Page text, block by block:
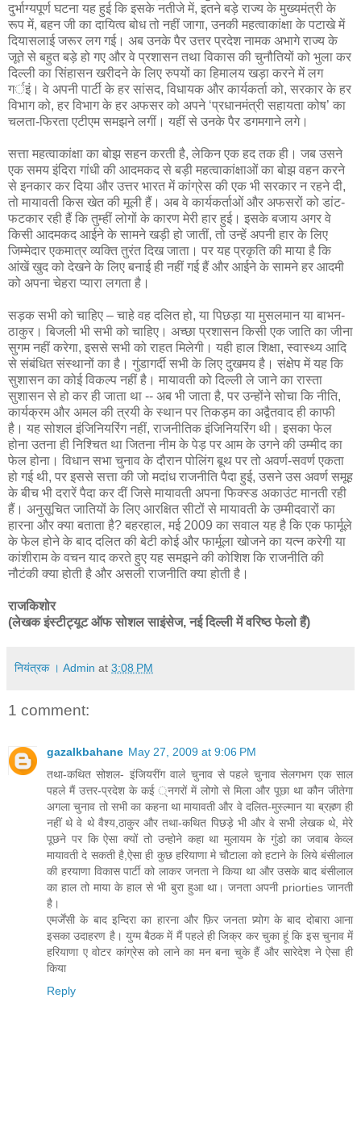
दुर्भाग्यपूर्ण घटना यह हुई कि इसके नतीजे में, इतने बड़े राज्य के मुख्यमंत्री के
रूप में, बहन जी का दायित्व बोध तो नहीं जागा, उनकी महत्वाकांक्षा के पटाखे में
दियासलाई जरूर लग गई। अब उनके पैर उत्तर प्रदेश नामक अभागे राज्य के
जूते से बहुत बड़े हो गए और वे प्रशासन तथा विकास की चुनौतियों को भुला कर
दिल्ली का सिंहासन खरीदने के लिए रुपयों का हिमालय खड़ा करने में लग
गर्इं। वे अपनी पार्टी के हर सांसद, विधायक और कार्यकर्ता को, सरकार के हर
विभाग को, हर विभाग के हर अफसर को अपने ‘प्रधानमंत्री सहायता कोष’ का
चलता-फिरता एटीएम समझने लगीं। यहीं से उनके पैर डगमगाने लगे।
सत्ता महत्वाकांक्षा का बोझ सहन करती है, लेकिन एक हद तक ही। जब उसने
एक समय इंदिरा गांधी की आदमकद से बड़ी महत्वाकांक्षाओं का बोझ वहन करने
से इनकार कर दिया और उत्तर भारत में कांग्रेस की एक भी सरकार न रहने दी,
तो मायावती किस खेत की मूली हैं। अब वे कार्यकर्ताओं और अफसरों को डांट-
फटकार रही हैं कि तुम्हीं लोगों के कारण मेरी हार हुई। इसके बजाय अगर वे
किसी आदमकद आईने के सामने खड़ी हो जातीं, तो उन्हें अपनी हार के लिए
जिम्मेदार एकमात्र व्यक्ति तुरंत दिख जाता। पर यह प्रकृति की माया है कि
आंखें खुद को देखने के लिए बनाई ही नहीं गई हैं और आईने के सामने हर आदमी
को अपना चेहरा प्यारा लगता है।
सड़क सभी को चाहिए – चाहे वह दलित हो, या पिछड़ा या मुसलमान या बाभन-
ठाकुर। बिजली भी सभी को चाहिए। अच्छा प्रशासन किसी एक जाति का जीना
सुगम नहीं करेगा, इससे सभी को राहत मिलेगी। यही हाल शिक्षा, स्वास्थ्य आदि
से संबंधित संस्थानों का है। गुंडागर्दी सभी के लिए दुखमय है। संक्षेप में यह कि
सुशासन का कोई विकल्प नहीं है। मायावती को दिल्ली ले जाने का रास्ता
सुशासन से हो कर ही जाता था -- अब भी जाता है, पर उन्होंने सोचा कि नीति,
कार्यक्रम और अमल की त्रयी के स्थान पर तिकड़म का अद्वैतवाद ही काफी
है। यह सोशल इंजिनियरिंग नहीं, राजनीतिक इंजिनियरिंग थी। इसका फेल
होना उतना ही निश्चित था जितना नीम के पेड़ पर आम के उगने की उम्मीद का
फेल होना। विधान सभा चुनाव के दौरान पोलिंग बूथ पर तो अवर्ण-सवर्ण एकता
हो गई थी, पर इससे सत्ता की जो मदांध राजनीति पैदा हुई, उसने उस अवर्ण समूह
के बीच भी दरारें पैदा कर दीं जिसे मायावती अपना फिक्स्ड अकाउंट मानती रही
हैं। अनुसूचित जातियों के लिए आरक्षित सीटों से मायावती के उम्मीदवारों का
हारना और क्या बताता है? बहरहाल, मई 2009 का सवाल यह है कि एक फार्मूले
के फेल होने के बाद दलित की बेटी कोई और फार्मूला खोजने का यत्न करेगी या
कांशीराम के वचन याद करते हुए यह समझने की कोशिश कि राजनीति की
नौटंकी क्या होती है और असली राजनीति क्या होती है।
राजकिशोर
(लेखक इंस्टीट्यूट ऑफ सोशल साइंसेज, नई दिल्ली में वरिष्ठ फेलो हैं)
नियंत्रक । Admin at 3:08 PM
1 comment:
gazalkbahane May 27, 2009 at 9:06 PM
तथा-कथित सोशल- इंजियरींग वाले चुनाव से पहले चुनाव सेलगभग एक साल
पहले मैं उत्तर-प्रदेश के कई ्नगरों में लोगो से मिला और पूछा था कौन जीतेगा
अगला चुनाव तो सभी का कहना था मायावती और वे दलित-मुस्ल्मान या ब्रह्म्ण ही
नहीं थे वे थे वैश्य,ठाकुर और तथा-कथित पिछड़े भी और वे सभी लेखक थे, मेरे
पूछने पर कि ऐसा क्यों तो उन्होने कहा था मुलायम के गुंडो का जवाब केव्ल
मायावती दे सकती है,ऐसा ही कुछ हरियाणा मे चौटाला को हटाने के लिये बंसीलाल
की हरयाणा विकास पार्टी को लाकर जनता ने किया था और उसके बाद बंसीलाल
का हाल तो माया के हाल से भी बुरा हुआ था। जनता अपनी priorties जानती
है।
एमर्जेंसी के बाद इन्दिरा का हारना और फ़िर जनता प्र्योग के बाद दोबारा आना
इसका उदाहरण है। युग्म बैठक में मैं पहले ही जिक्र कर चुका हूं कि इस चुनाव में
हरियाणा ए वोटर कांग्रेस को लाने का मन बना चुके हैं और सारेदेश ने ऐसा ही
किया
Reply